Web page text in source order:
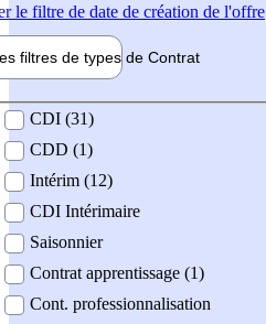
le filtre de date de création de l'offre
filtres de types de Contrat
contrat
CDI (31)
CDD (1)
Intérim (12)
CDI Intérimaire
Saisonnier
Contrat apprentissage (1)
Cont. professionnalisation